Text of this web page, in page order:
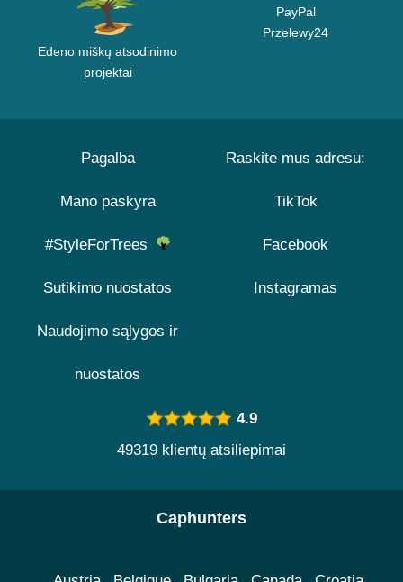
Edeno miškų atsodinimo
projektai
PayPal
Przelewy24
Pagalba
Mano paskyra
#StyleForTrees
Sutikimo nuostatos
Naudojimo sąlygos ir
nuostatos
Raskite mus adresu:
TikTok
Facebook
Instagramas
4.9
49319 klientų atsiliepimai
Caphunters